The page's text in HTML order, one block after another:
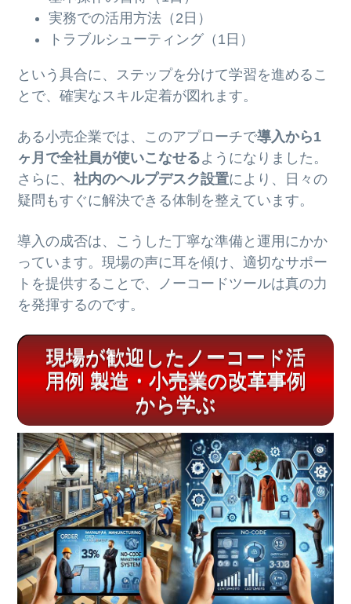
実務での活用方法（2日）
トラブルシューティング（1日）
という具合に、ステップを分けて学習を進めるこ
とで、確実なスキル定着が図れます。
ある小売企業では、このアプローチで導入から1
ヶ月で全社員が使いこなせるようになりました。
さらに、社内のヘルプデスク設置により、日々の
疑問もすぐに解決できる体制を整えています。
導入の成否は、こうした丁寧な準備と運用にかか
っています。現場の声に耳を傾け、適切なサポー
トを提供することで、ノーコードツールは真の力
を発揮するのです。
現場が歓迎したノーコード活
用例 製造・小売業の改革事例
から学ぶ